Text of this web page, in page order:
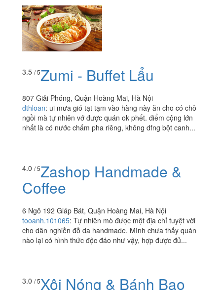
3.5 / 5Zumi - Buffet Lẩu
807 Giải Phóng, Quận Hoàng Mai, Hà Nội
dthloan: ui mưa gió tạt tạm vào hàng này ăn cho có chỗ
ngồi mà tự nhiên vớ được quán ok phết. điểm cộng lớn
nhất là có nước chấm pha riêng, không dfng bột canh...
4.0/ 5Zashop Handmade &
Coffee
nào lại có hình thức độc đáo như vậy, hợp được đủ...